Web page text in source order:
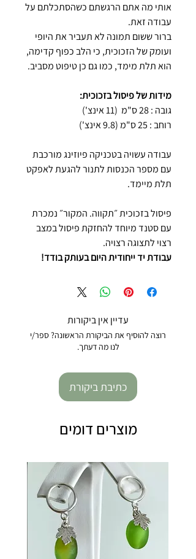
אותי מה אתם הרגשתם כשהסתכלתם על
עבודה זאת.
ברור ששום תמונה לא תעביר את היופי
ועומק של הזכוכית, כי הלב כפוף קדימה,
הוא תלת מימד, כמו גם כן טיפוט מסביב.
מידות של פיסול בזכוכית:
גובה : 28 ס"מ (11 אינצ')
רוחב : 25 ס"מ (9.8 אינצ')
עבודה עשויה בטכניקה פיוזינג מורכבת
עם מספר הכנסות לתנור להגעת לאפקט
תלת מיימד.
פיסול בזכוכית ״תקווה. המקור״ נמכרת
עם סטנד מיוחד להחזקת פיסול במצב
רצוי לתצוגה רצויה.
עבודת יד ייחודית היום בעותק בודד!
עדיין אין ביקורות
רוצה להוסיף את הביקורת הראשונה? ספר/י
לנו מה דעתך.
כתיבת ביקורת
מוצרים דומים